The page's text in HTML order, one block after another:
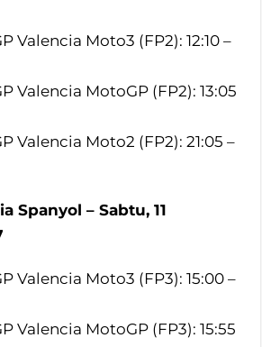
Valencia Moto3 (FP2): 12:10 –
Valencia MotoGP (FP2): 13:05
Valencia Moto2 (FP2): 21:05 –
Spanyol – Sabtu, 11
Valencia Moto3 (FP3): 15:00 –
Valencia MotoGP (FP3): 15:55